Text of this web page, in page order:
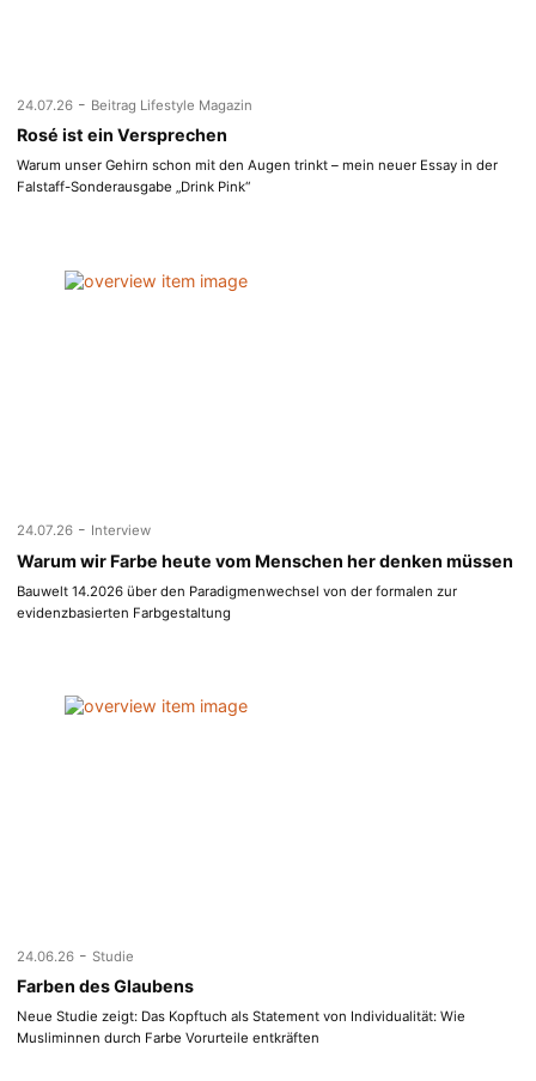
24.07.26 - Beitrag Lifestyle Magazin
Rosé ist ein Versprechen
Warum unser Gehirn schon mit den Augen trinkt – mein neuer Essay in der
Falstaff-Sonderausgabe „Drink Pink“
24.07.26 - Interview
Warum wir Farbe heute vom Menschen her denken müssen
Bauwelt 14.2026 über den Paradigmenwechsel von der formalen zur
evidenzbasierten Farbgestaltung
24.06.26 - Studie
Farben des Glaubens
Neue Studie zeigt: Das Kopftuch als Statement von Individualität: Wie
Musliminnen durch Farbe Vorurteile entkräften